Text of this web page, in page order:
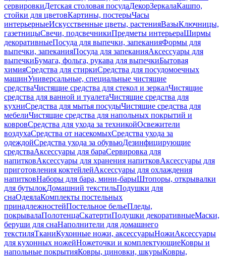
сервировкиДетская столовая посудаДекорЗеркалаКашпо,
стойки для цветовКартины, постерыЧасы
интерьерныеИскусственные цветы, растенияВазыКлючницы,
газетницыСвечи, подсвечникиПредметы интерьераШирмы
декоративныеПосуда для выпечки, запеканияФормы для
выпечки, запеканияПосуда для запеканияАксессуары для
выпечкиБумага, фольга, рукава для выпечкиБытовая
химияСредства для стиркиСредства для посудомоечных
машинУниверсальные, специальные чистящие
средстваЧистящие средства для стекол и зеркалЧистящие
средства для ванной и туалетаЧистящие средства для
кухниСредства для мытья посудыЧистящие средства для
мебелиЧистящие средства для напольных покрытий и
ковровСредства для ухода за техникойОсвежители
воздухаСредства от насекомыхСредства ухода за
одеждойСредства ухода за обувьюДезинфицирующие
средстваАксессуары для бараСервировка для
напитковАксессуары для хранения напитковАксессуары для
приготовления коктейлейАксессуары для охлаждения
напитковНаборы для бара, мини-барыШтопоры, открывалки
для бутылокДомашний текстильПодушки для
снаОдеялаКомплекты постельных
принадлежностейПостельное бельеПледы,
покрывалаПолотенцаСкатертиПодушки декоративныеМаски,
беруши для снаНаполнители для домашнего
текстиляТканиКухонные ножи, аксессуарыНожиАксессуары
для кухонных ножейНожеточки и комплектующиеКовры и
напольные покрытияКовры, циновки, шкурыКовры,